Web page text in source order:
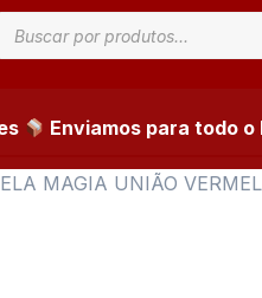
Enviamos para todo o
MAGIA UNIÃO